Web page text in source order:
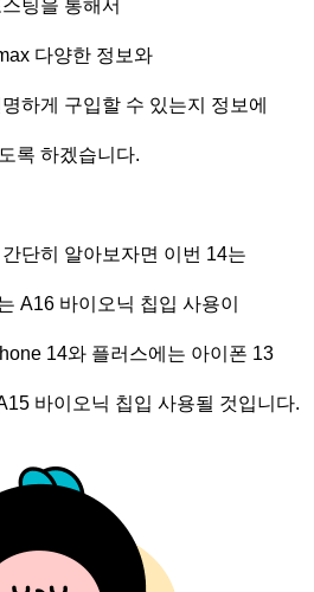
팅을 통해서
다양한 정보와
하게 구입할 수 있는지 정보에
록 하겠습니다.
단히 알아보자면 이번 14는
A16 바이오닉 칩입 사용이
14와 플러스에는 아이폰 13
바이오닉 칩입 사용될 것입니다.